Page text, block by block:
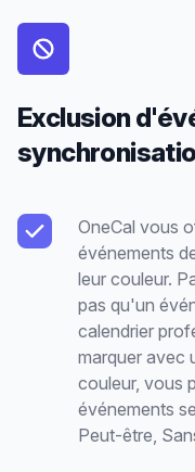
Exclusion
OneCal vous
événements
leur couleur.
pas qu'un
calendrier
marquer avec
couleur, vous
événements
Peut-être,